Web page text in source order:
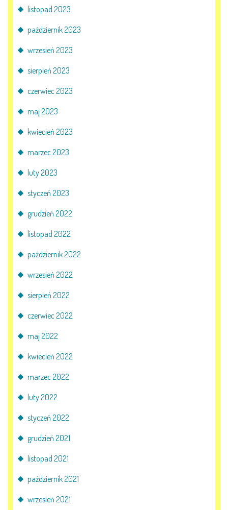
listopad 2023
październik 2023
wrzesień 2023
sierpień 2023
czerwiec 2023
maj 2023
kwiecień 2023
marzec 2023
luty 2023
styczeń 2023
grudzień 2022
listopad 2022
październik 2022
wrzesień 2022
sierpień 2022
czerwiec 2022
maj 2022
kwiecień 2022
marzec 2022
luty 2022
styczeń 2022
grudzień 2021
listopad 2021
październik 2021
wrzesień 2021